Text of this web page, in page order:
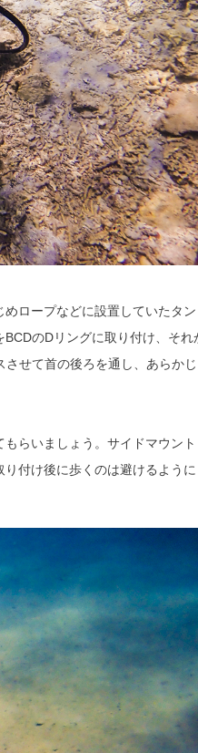
ロープなどに設置していたタン
のDリングに取り付け、それ
せて首の後ろを通し、あらかじ
らいましょう。サイドマウント
付け後に歩くのは避けるように